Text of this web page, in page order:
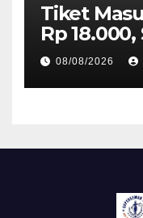
Tiket
Rp
Sendiri
08/08/2026